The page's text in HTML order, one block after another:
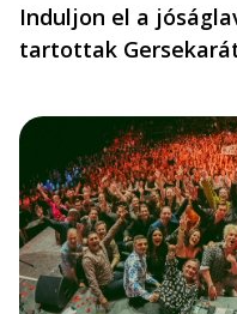
Induljon el a
tartottak